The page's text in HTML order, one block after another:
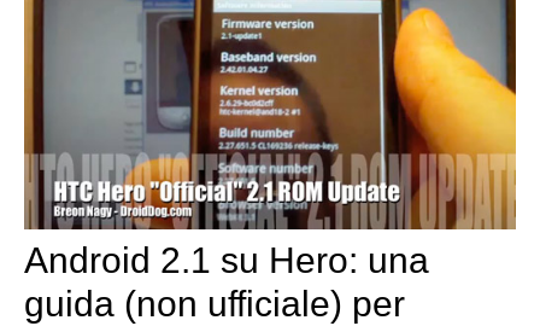
Android 2.1 su Hero: una
guida (non ufficiale) per